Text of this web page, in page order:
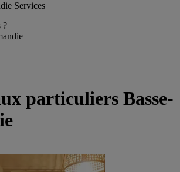
Services
?
particuliers Basse-